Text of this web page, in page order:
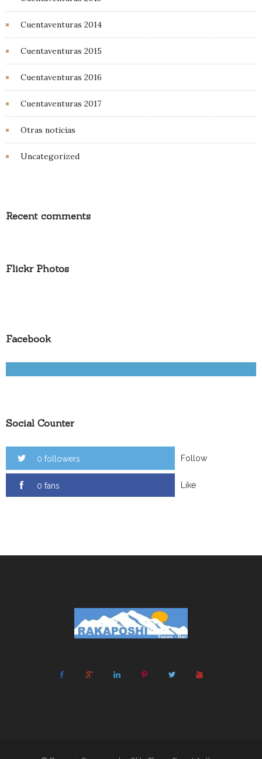
Cuentaventuras 2014
Cuentaventuras 2015
Cuentaventuras 2016
Cuentaventuras 2017
Otras noticias
Uncategorized
Recent comments
Flickr Photos
Facebook
Social Counter
0 followers Follow
0 fans Like